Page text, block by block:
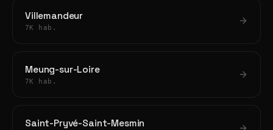
Villemandeur
7K hab.
Meung-sur-Loire
7K hab.
Saint-Pryvé-Saint-Mesmin